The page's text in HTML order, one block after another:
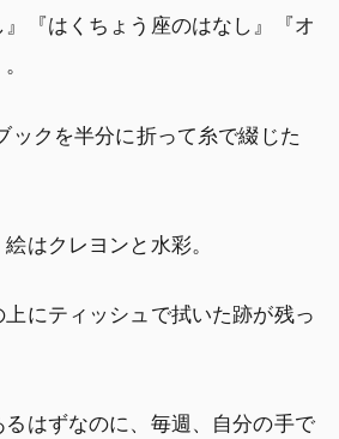
』『はくちょう座のはなし』『オ
ックを半分に折って糸で綴じた
はクレヨンと水彩。
にティッシュで拭いた跡が残っ
るはずなのに、毎週、自分の手で